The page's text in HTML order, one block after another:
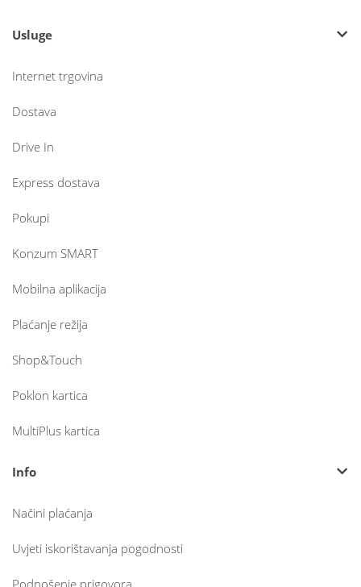
Usluge
Internet trgovina
Dostava
Drive In
Express dostava
Pokupi
Konzum SMART
Mobilna aplikacija
Plaćanje režija
Shop&Touch
Poklon kartica
MultiPlus kartica
Info
Načini plaćanja
Uvjeti iskorištavanja pogodnosti